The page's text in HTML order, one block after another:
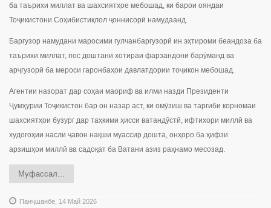
ба таърихи миллат ва шахсиятҳое мебошад, ки барои ояндаи
Тоҷикистони Соҳибистиқлол ҷоннисорӣ намудаанд.
Баргузор намудани маросими гулчанбаргузорӣ ин эҳтироми беандоза ба
таърихи миллат, пос доштани хотираи фарзандони барӯманд ва
арҷгузорӣ ба мероси гаронбаҳои давлатдории тоҷикон мебошад.
Агентии назорат дар соҳаи маориф ва илми назди Президенти
Ҷумҳурии Тоҷикистон бар он назар аст, ки омӯзиш ва тарғиби корномаи
шахсиятҳои бузург дар таҳкими ҳисси ватандӯстӣ, ифтихори миллӣ ва
худогоҳии насли ҷавон нақши муассир дошта, онҳоро ба ҳифзи
арзишҳои миллӣ ва садоқат ба Ватани азиз раҳнамо месозад.
Муфассал...
Панҷшанбе, 14 Май 2026